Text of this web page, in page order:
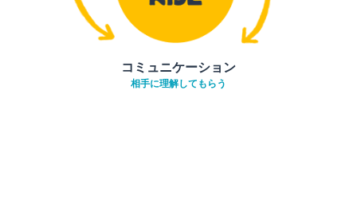
コミュニケーション
相手に理解してもらう